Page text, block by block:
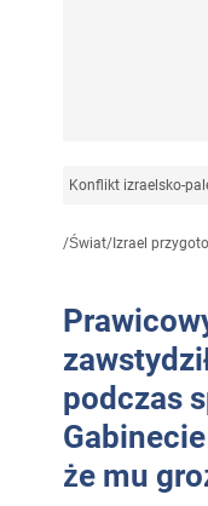
Konflikt izraelsko-
/Świat/Izrael
podczas
że mu